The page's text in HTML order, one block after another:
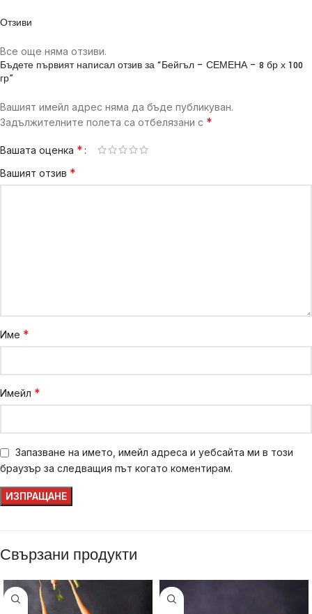
Отзиви
Все още няма отзиви.
Бъдете първият написал отзив за “Бейгъл – СЕМЕНА – 8 бр х 100
гр”
Вашият имейл адрес няма да бъде публикуван.
Задължителните полета са отбелязани с *
Вашата оценка *
Вашият отзив *
Име *
Имейл *
Запазване на името, имейл адреса и уебсайта ми в този
браузър за следващия път когато коментирам.
Свързани продукти